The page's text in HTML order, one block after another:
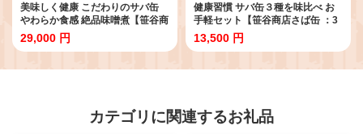
美味しく健康 こだわりのサバ缶
やわらか食感 絶品味噌煮【笹谷商
店さば味噌煮缶：24缶】＜ スピ
ード発送 たっぷり24缶 さば缶 サ
道産 笹谷商店 釧之助 缶詰 魚介 魚
と納税 贈答品 景品 粗品 手土産 祝
い ギフト惣菜 和食 弁当 笹谷商店
29,000 円
健康習慣 サバ缶３種を味比べ お
手軽セット【笹谷商店さば缶 ：3
種9缶セット(水煮・味噌煮・味付
各3缶)】＜ さば缶 サバ缶 190g 北
さば缶 水煮 味噌煮 味付 みそ 醤油
期保管 備蓄 防災 災害 食料 キャン
プ BBQ 健康 美容 キャンプ飯 ア
13,500 円
カテゴリに関連するお礼品